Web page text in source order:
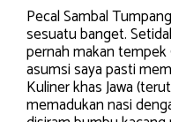
Pecal Sambal
sesuatu banget.
pernah makan tempek
asumsi saya pasti
Kuliner khas Jawa
memadukan nasi